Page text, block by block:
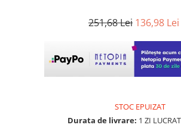
251,68 Lei 136,98 Lei
STOC EPUIZAT
Durata de livrare: 1 ZI